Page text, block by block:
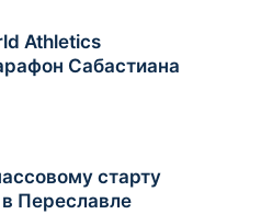
Athletics
Сабастиана
старту
в Переславле